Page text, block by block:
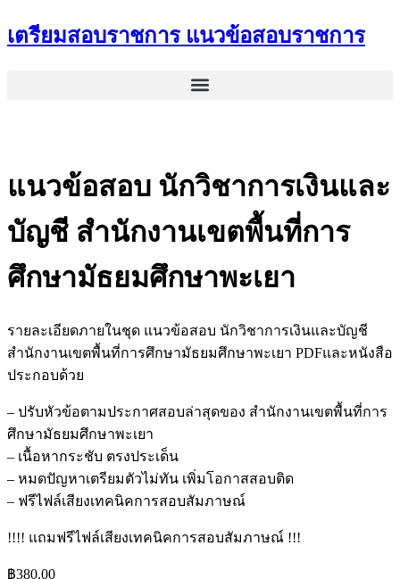
Skip
to
เตรียมสอบราชการ แนวข้อสอบราชการ
แนวข้อสอบ นักวิชาการเงินและ
บัญชี สำนักงานเขตพื้นที่การ
ศึกษามัธยมศึกษาพะเยา
รายละเอียดภายในชุด แนวข้อสอบ นักวิชาการเงินและบัญชี
สำนักงานเขตพื้นที่การศึกษามัธยมศึกษาพะเยา PDFและหนังสือ
ประกอบด้วย
– ปรับหัวข้อตามประกาศสอบล่าสุดของ สำนักงานเขตพื้นที่การ
ศึกษามัธยมศึกษาพะเยา
– เนื้อหากระชับ ตรงประเด็น
– หมดปัญหาเตรียมตัวไม่ทัน เพิ่มโอกาสสอบติด
– ฟรีไฟล์เสียงเทคนิคการสอบสัมภาษณ์
!!!! แถมฟรีไฟล์เสียงเทคนิคการสอบสัมภาษณ์ !!!
฿380.00